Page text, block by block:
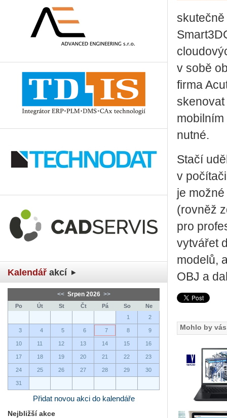
Kalendář akcí
<< Srpen 2026 >>
Po Út St Čt Pá So
Ne
1
2
3 4 5 6 7 8 9
10 11 12 13 14 15 16
17 18 19 20 21 22 23
24 25 26 27 28 29 30
31
Přidat novou akci do kalendáře
Nejbližší akce
v sobě
firma
skenovat
nutné.
Stačí
v
je
(rovněž
pro
vytvářet
modelů,
OBJ a
Mohlo by